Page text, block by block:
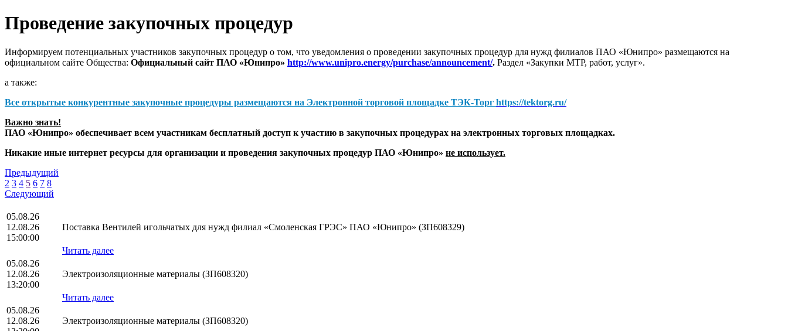
Проведение закупочных процедур
Информируем потенциальных участников закупочных процедур о том, что уведомления о проведении закупочных процедур для нужд филиалов ПАО «Юнипро» размещаются на
официальном сайте Общества: Официальный сайт ПАО «Юнипро» http://www.unipro.energy/purchase/announcement/. Раздел «Закупки МТР, работ, услуг».
а также:
Все открытые конкурентные закупочные процедуры размещаются на Электронной торговой площадке ТЭК-Торг https://tektorg.ru/
Важно знать!
ПАО «Юнипро» обеспечивает всем участникам бесплатный доступ к участию в закупочных процедурах на электронных торговых площадках.
Никакие иные интернет ресурсы для организации и проведения закупочных процедур ПАО «Юнипро» не использует.
Предыдущий
2 3 4 5 6 7 8
Следующий
05.08.26
12.08.26
15:00:00
Поставка Вентилей игольчатых для нужд филиал «Смоленская ГРЭС» ПАО «Юнипро» (ЗП608329)
Читать далее
05.08.26
12.08.26
13:20:00
Электроизоляционные материалы (ЗП608320)
Читать далее
05.08.26
12.08.26
Электроизоляционные материалы (ЗП608320)